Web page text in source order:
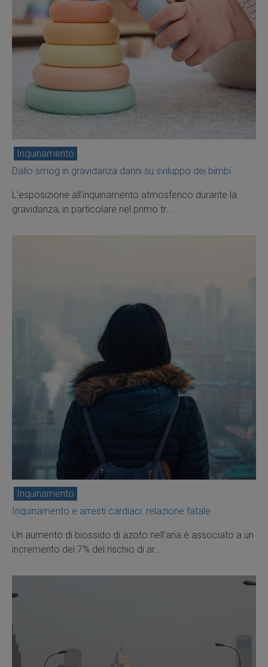
Inquinamento
Dallo smog in gravidanza danni su sviluppo dei bimbi
L’esposizione all’inquinamento atmosferico durante la
gravidanza, in particolare nel primo tr...
Inquinamento
Inquinamento e arresti cardiaci: relazione fatale
Un aumento di biossido di azoto nell’aria è associato a un
incremento del 7% del rischio di ar...